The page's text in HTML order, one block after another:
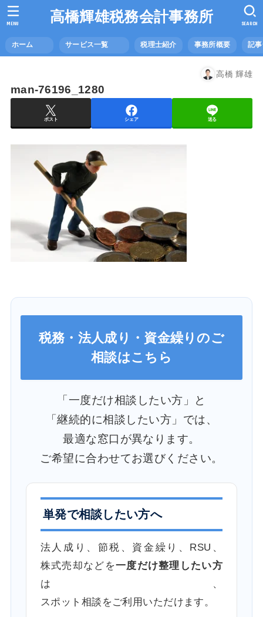
高橋輝雄税務会計事務所
ホーム サービス一覧 税理士紹介 事務所概要 記
SEARCH
MENU
高橋 輝雄
man-76196_1280
ポスト シェア 送る
税務・法人成り・資金繰りのご
相談はこちら
「一度だけ相談したい方」と
「継続的に相談したい方」では、
最適な窓口が異なります。
ご希望に合わせてお選びください。
単発で相談したい方へ
法人成り、節税、資金繰り、RSU、
株式売却などを一度だけ整理したい方
は、
スポット相談をご利用いただけます。